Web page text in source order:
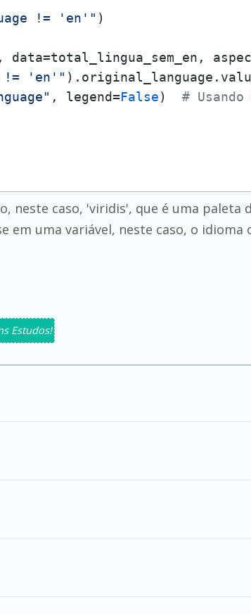
!= 'en'" )
, data=total_lingua_sem_en,
!= 'en'"
, legend=False) #
neste caso, 'viridis', que é uma paleta
em uma variável, neste caso, o idioma
Estudos!